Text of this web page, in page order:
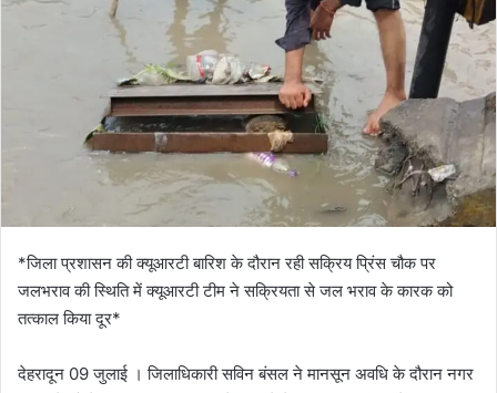
l
*जिला प्रशासन की क्यूआरटी बारिश के दौरान रही सक्रिय प्रिंस चौक पर
जलभराव की स्थिति में क्यूआरटी टीम ने सक्रियता से जल भराव के कारक को
तत्काल किया दूर*
देहरादून 09 जुलाई । जिलाधिकारी सविन बंसल ने मानसून अवधि के दौरान नगर